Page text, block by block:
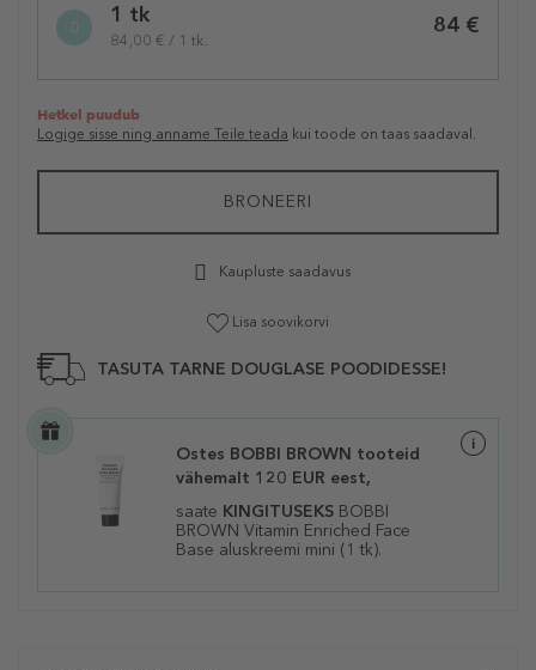
variation1 tk
84,00 € / 1 tk.
84 €
Hetkel puudub
Logige sisse ning anname Teile teada kui toode on taas saadaval.
BRONEERI
Kaupluste saadavus
Lisa soovikorvi
TASUTA TARNE DOUGLASE POODIDESSE!
Ostes BOBBI BROWN tooteid
vähemalt 120 EUR eest,
saate KINGITUSEKS BOBBI
BROWN Vitamin Enriched Face
Base aluskreemi mini (1 tk).